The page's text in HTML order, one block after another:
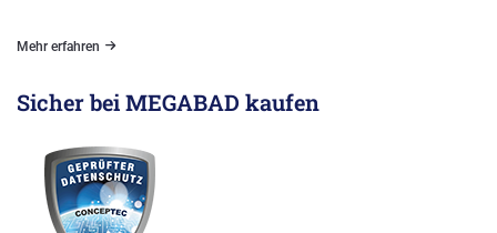
Mehr erfahren
Sicher bei MEGABAD kaufen